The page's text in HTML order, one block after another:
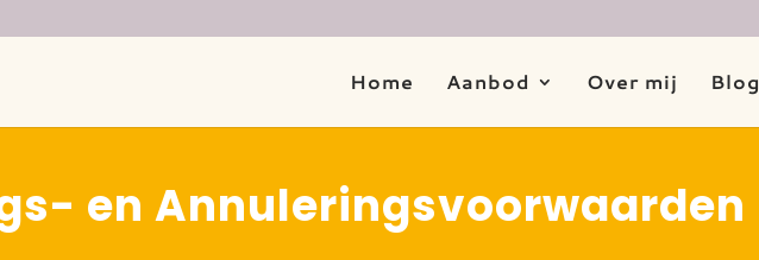
Home Aanbod Over mij Blog
en Annuleringsvoorwaarden